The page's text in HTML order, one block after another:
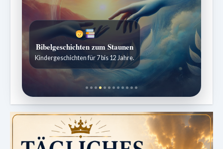
Sabbatschule mit Pastor Mark Finley
Wöchentliche Lektionen verständlich erklärt.